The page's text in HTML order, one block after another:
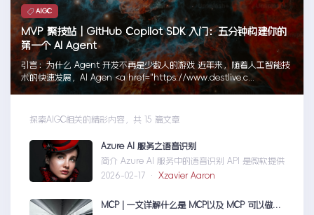
AIGC
MVP 聚技站｜GitHub Copilot SDK 入门：五分钟构建你的
第一个 AI Agent
引言：为什么 Agent 开发不再是少数人的游戏 近年来，随着人工智能技
术的快速发展，AI Agen <a href="https://www.destlive.c...
探索AIGC相关的精彩内容，共 15 篇文章
Azure AI 服务之语音识别
简介 Azure AI 服务中的语音识别 API 是微软提供的一项
2026-02-17 · Xzavier Aaron
MCP | 一文详解什么是 MCP以及 MCP 可以做什么